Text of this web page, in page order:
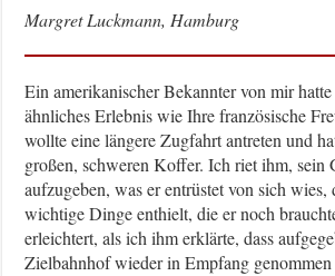
Margret Luckmann, Hamburg
Ein amerikanischer Bekannter von mir
ähnliches Erlebnis wie Ihre französische
wollte eine längere Zugfahrt antreten und
großen, schweren Koffer. Ich riet ihm, sein
aufzugeben, was er entrüstet von sich
wichtige Dinge enthielt, die er noch
erleichtert, als ich ihm erklärte, dass
Zielbahnhof wieder in Empfang